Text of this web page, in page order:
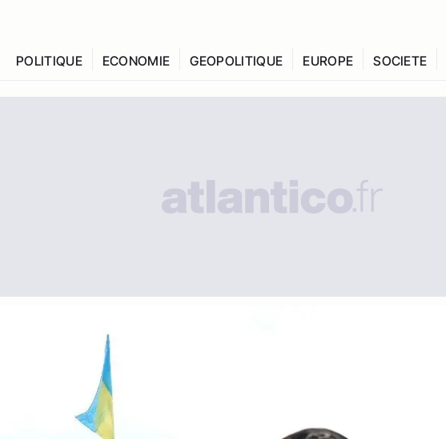
POLITIQUE ECONOMIE GEOPOLITIQUE EUROPE SOCIETE